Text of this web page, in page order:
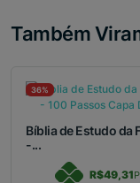
Também
36%
Bíblia de Estudo da
-...
R$49,31